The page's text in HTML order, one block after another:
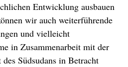
Entwicklung ausbauen
wir auch weiterführende
und vielleicht
in Zusammenarbeit mit der
Südsudans in Betracht